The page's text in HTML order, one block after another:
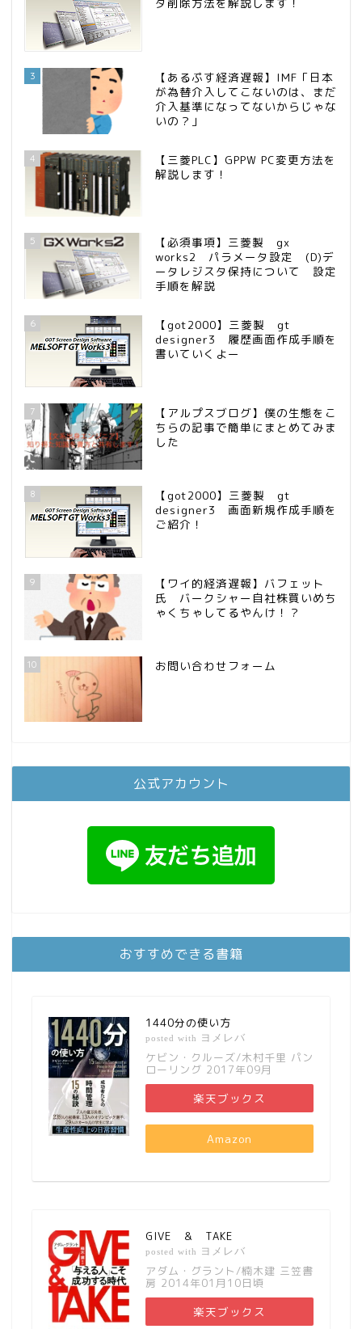
タ削除方法を解説します！
3
【あるぷす経済遅報】IMF「日本
が為替介入してこないのは、まだ
介入基準になってないからじゃな
いの？」
4
【三菱PLC】GPPW PC変更方法を
解説します！
5
【必須事項】三菱製 gx
works2 パラメータ設定 (D)デ
ータレジスタ保持について 設定
手順を解説
6
【got2000】三菱製 gt
designer3 履歴画面作成手順を
書いていくよー
7
【アルプスブログ】僕の生態をこ
ちらの記事で簡単にまとめてみま
した
8
【got2000】三菱製 gt
designer3 画面新規作成手順を
ご紹介！
9
【ワイ的経済遅報】バフェット
氏 バークシャー自社株買いめち
ゃくちゃしてるやんけ！？
10 お問い合わせフォーム
公式アカウント
おすすめできる書籍
1440分の使い方
posted with ヨメレバ
ケビン・クルーズ/木村千里 パン
ローリング 2017年09月
楽天ブックス
Amazon
GIVE ＆ TAKE
posted with ヨメレバ
アダム・グラント/楠木建 三笠書
房 2014年01月10日頃
楽天ブックス